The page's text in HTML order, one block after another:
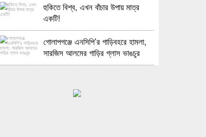
হুকিতে বিশ্ব, এখন বাঁচার উপায় মাত্র
একটি!
গোলাপগঞ্জে এনসিপি’র গাড়িবহরে হামলা,
সারজিস আলমের গাড়ির গ্লাস ভাঙচুর